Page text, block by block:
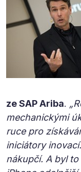
ze SAP Ariba.
mechanickými
ruce pro
iniciátory
nákupčí. A byl